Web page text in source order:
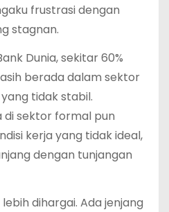
frustrasi dengan
stagnan.
Dunia, sekitar 60%
berada dalam sektor
tidak stabil.
di sektor formal pun
kerja yang tidak ideal,
dengan tunjangan
dihargai. Ada jenjang